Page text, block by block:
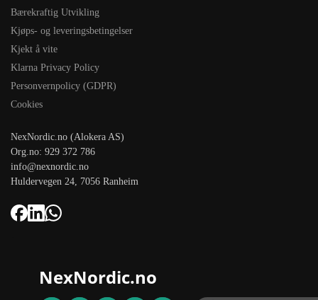
Bærekraftig Utvikling
Kjøps- og leveringsbetingelser
Kjekt å vite
Klarna Privacy Policy
Personvernpolicy (GDPR)
Cookies
NexNordic.no (Alokera AS)
Org.no: 929 372 786
info@nexnordic.no
Huldervegen 24, 7056 Ranheim
NexNordic.no